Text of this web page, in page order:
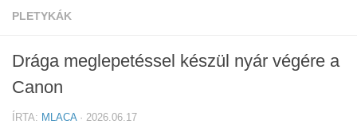
Hírek
Cikkek
PLETYKÁK
Drága meglepetéssel készül nyár végére a
Canon
ÍRTA: MLACA· 2026.06.17